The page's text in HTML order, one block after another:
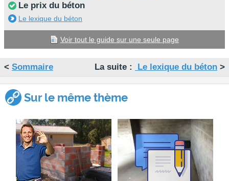
Le prix du béton
Le lexique du béton
Voir tout le guide sur une seule page
< Sommaire La suite : Le lexique du béton >
Sur le même thème